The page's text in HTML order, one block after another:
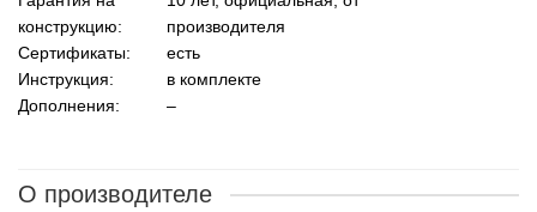
конструкцию:
производителя
Сертификаты:
есть
Инструкция:
в комплекте
Дополнения:
–
О производителе